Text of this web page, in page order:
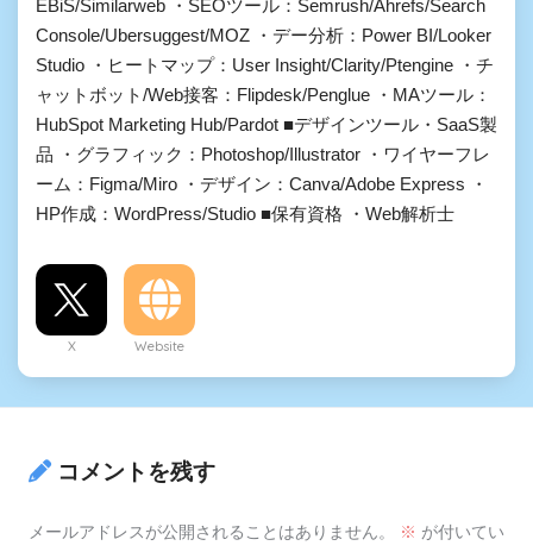
EBiS/Similarweb ・SEOツール：Semrush/Ahrefs/Search
Console/Ubersuggest/MOZ ・デー分析：Power BI/Looker
Studio ・ヒートマップ：User Insight/Clarity/Ptengine ・チ
ャットボット/Web接客：Flipdesk/Penglue ・MAツール：
HubSpot Marketing Hub/Pardot ■デザインツール・SaaS製
品 ・グラフィック：Photoshop/Illustrator ・ワイヤーフレ
ーム：Figma/Miro ・デザイン：Canva/Adobe Express ・
HP作成：WordPress/Studio ■保有資格 ・Web解析士
X Website
コメントを残す
メールアドレスが公開されることはありません。 ※ が付いてい